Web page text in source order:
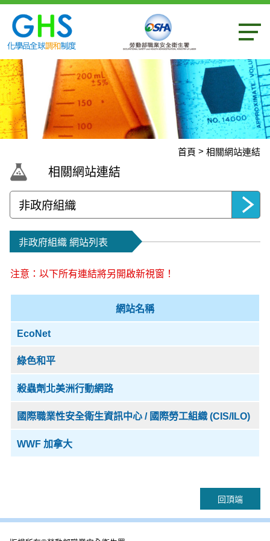
區
相關網站連結
首頁 相關網站連結
非政府組織 網站列表
注意：以下所有連結將另開啟新視窗！
網站名稱
EcoNet
綠色和平
殺蟲劑北美洲行動網路
國際職業性安全衛生資訊中心 / 國際勞工組織 (CIS/ILO)
WWF 加拿大
回頂端